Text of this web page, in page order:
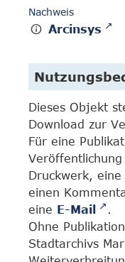
Nachweis
Arcinsys
Dieses Objekt
Download zur
Für eine
Druckwerk,
einen
eine E-Mail
.
Ohne
Stadtarchivs